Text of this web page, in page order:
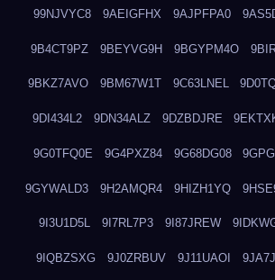
99NJVYC8 9AEIGFHX 9AJPFPA0
9B4CT9PZ 9BEYVG9H 9BGYPM4O
9BKZ7AVO 9BM67W1T 9C63LNEL
9DI434L2 9DN34ALZ 9DZBDJRE
9G0TFQ0E 9G4PXZ84 9G68DG08
9GYWALD3 9H2AMQR4 9HIZH1YQ
9I3U1D5L 9I7RL7P3 9I87JREW
9IQBZSXG 9J0ZRBUV 9J11UAOI